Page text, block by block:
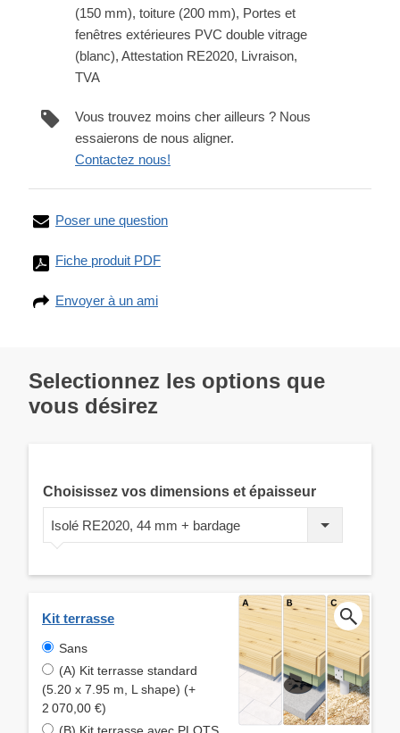
(150 mm), toiture (200 mm), Portes et
fenêtres extérieures PVC double vitrage
(blanc), Attestation RE2020, Livraison,
TVA
Vous trouvez moins cher ailleurs ? Nous
essaierons de nous aligner.
Contactez nous!
Poser une question
Fiche produit PDF
Envoyer à un ami
Selectionnez les options que
vous désirez
Choisissez vos dimensions et épaisseur
Isolé RE2020, 44 mm + bardage
Kit terrasse
Sans
(A) Kit terrasse standard
(5.20 x 7.95 m, L shape) (+
2 070,00 €)
(B) Kit terrasse avec PLOTS